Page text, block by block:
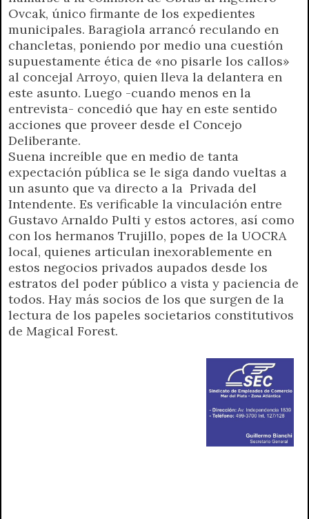
Ovcak, único firmante de los expedientes
municipales. Baragiola arrancó reculando en
chancletas, poniendo por medio una cuestión
supuestamente ética de «no pisarle los callos»
al concejal Arroyo, quien lleva la delantera en
este asunto. Luego -cuando menos en la
entrevista- concedió que hay en este sentido
acciones que proveer desde el Concejo
Deliberante.
Suena increíble que en medio de tanta
expectación pública se le siga dando vueltas a
un asunto que va directo a la Privada del
Intendente. Es verificable la vinculación entre
Gustavo Arnaldo Pulti y estos actores, así como
con los hermanos Trujillo, popes de la UOCRA
local, quienes articulan inexorablemente en
estos negocios privados aupados desde los
estratos del poder público a vista y paciencia de
todos. Hay más socios de los que surgen de la
lectura de los papeles societarios constitutivos
de Magical Forest.